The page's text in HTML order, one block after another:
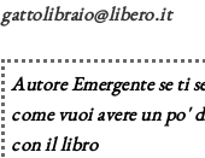
gattolibraio@libero.it
Autore Emergente se ti
come vuoi avere un po'
con il libro